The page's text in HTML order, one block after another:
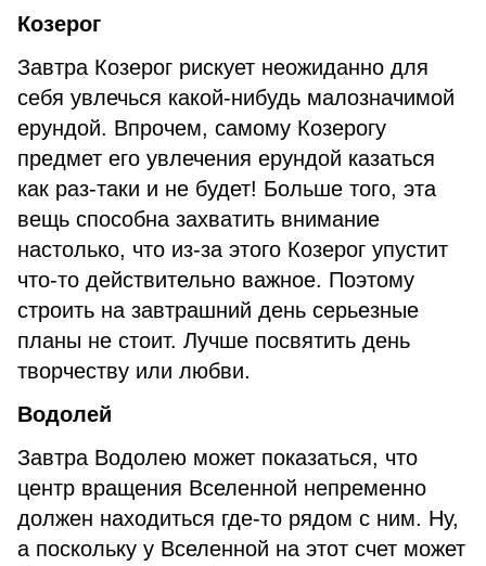
Козерог
Завтра Козерог рискует неожиданно для
себя увлечься какой-нибудь малозначимой
ерундой. Впрочем, самому Козерогу
предмет его увлечения ерундой казаться
как раз-таки и не будет! Больше того, эта
вещь способна захватить внимание
настолько, что из-за этого Козерог упустит
что-то действительно важное. Поэтому
строить на завтрашний день серьезные
планы не стоит. Лучше посвятить день
творчеству или любви.
Водолей
Завтра Водолею может показаться, что
центр вращения Вселенной непременно
должен находиться где-то рядом с ним. Ну,
а поскольку у Вселенной на этот счет может